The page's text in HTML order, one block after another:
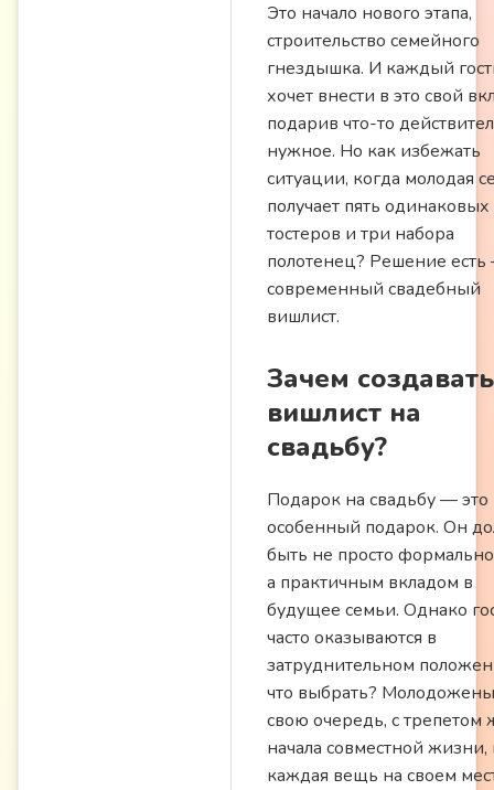
Это начало нового этапа,
строительство семейного
гнездышка. И каждый
хочет внести в это свой
подарив что-то
нужное. Но как избежать
ситуации, когда молодая
получает пять одинаковых
тостеров и три набора
полотенец? Решение
современный свадебный
вишлист.
Зачем создавать
вишлист на
свадьбу?
Подарок на свадьбу — это
особенный подарок. Он
быть не просто
а практичным вкладом в
будущее семьи. Однако
часто оказываются в
затруднительном
что выбрать?
свою очередь, с трепетом
начала совместной жизни,
каждая вещь на своем